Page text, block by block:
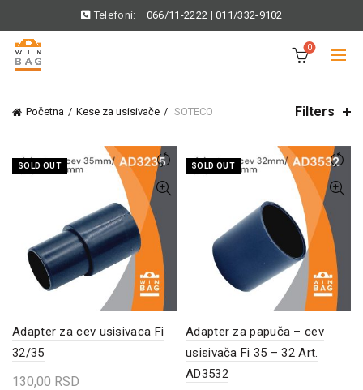
Telefoni: 066/11-2222 |011/332-9102
0
Početna Kese za usisivače SOTECO Filters
SOLD OUT
Adapter za cev usisivaca Fi
32/35
130,00 RSD
SOLD OUT
Adapter za papuča – cev
usisivača Fi 35 – 32 Art.
AD3532